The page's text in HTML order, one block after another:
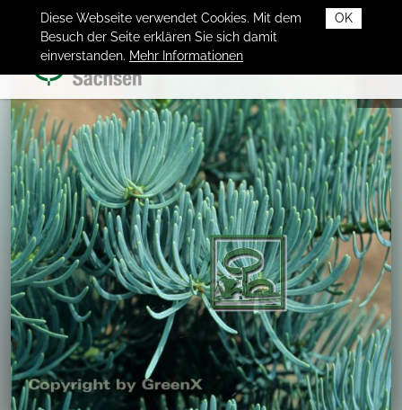
OK
Diese Webseite verwendet Cookies. Mit dem
Besuch der Seite erklären Sie sich damit
einverstanden. Mehr Informationen